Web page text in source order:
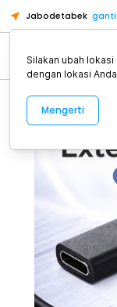
Jabodetabek ganti
Alat
Silakan ubah
dengan lokasi
Mengerti